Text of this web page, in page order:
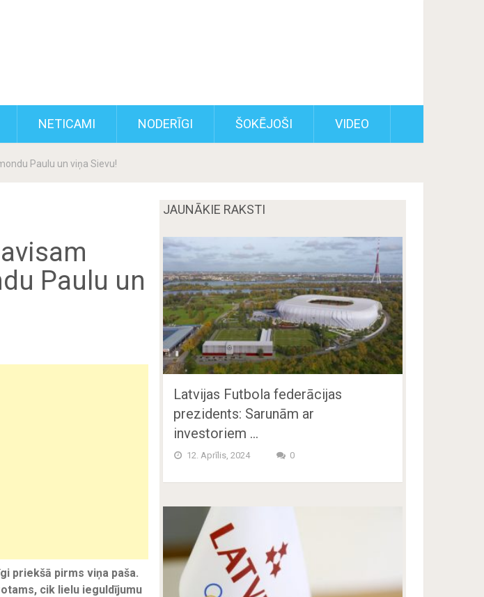
NETICAMI NODERĪGI ŠOKĒJOŠI VIDEO
Paulu un viņa Sievu!
Paulu un
priekšā pirms viņa paša.
cik lielu ieguldījumu
JAUNĀKIE RAKSTI
Latvijas Futbola federācijas
prezidents: Sarunām ar
investoriem …
12. Aprīlis, 2024 0